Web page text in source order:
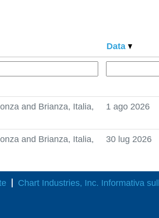
Data
and Brianza, Italia,
1 ago 2026
and Brianza, Italia,
30 lug 2026
Chart Industries, Inc. Informativa